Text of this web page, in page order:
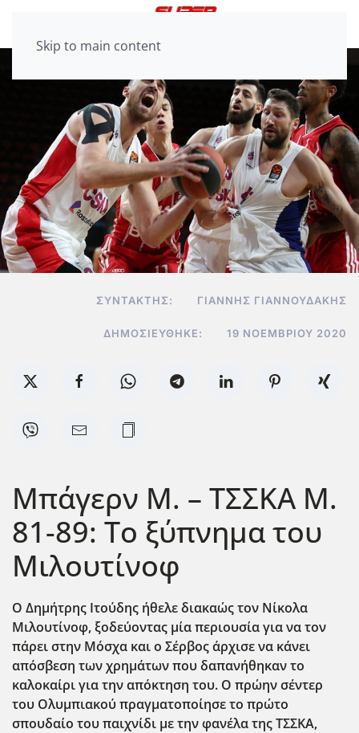
Skip to main content
ΣΥΝΤΆΚΤΗΣ: ΓΙΆΝΝΗΣ ΓΙΑΝΝΟΥΔΆΚΗΣ
ΔΗΜΟΣΙΕΎΘΗΚΕ: 19 ΝΟΕΜΒΡΊΟΥ 2020
Μπάγερν Μ. – ΤΣΣΚΑ Μ.
81-89: Το ξύπνημα του
Μιλουτίνοφ
Ο Δημήτρης Ιτούδης ήθελε διακαώς τον Νίκολα
Μιλουτίνοφ, ξοδεύοντας μία περιουσία για να τον
πάρει στην Μόσχα και ο Σέρβος άρχισε να κάνει
απόσβεση των χρημάτων που δαπανήθηκαν το
καλοκαίρι για την απόκτηση του. Ο πρώην σέντερ
του Ολυμπιακού πραγματοποίησε το πρώτο
σπουδαίο του παιχνίδι με την φανέλα της ΤΣΣΚΑ,